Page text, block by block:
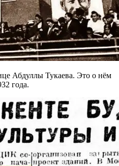
Абдуллы Тукаева. Это о нём
года.